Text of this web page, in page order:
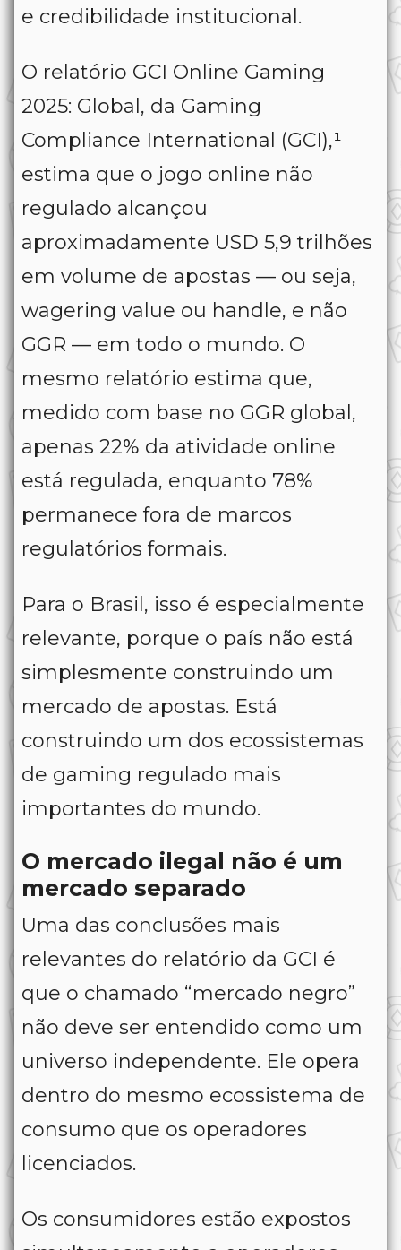
e credibilidade institucional.
O relatório GCI Online Gaming
2025: Global, da Gaming
Compliance International (GCI),¹
estima que o jogo online não
regulado alcançou
aproximadamente USD 5,9 trilhões
em volume de apostas — ou seja,
wagering value ou handle, e não
GGR — em todo o mundo. O
mesmo relatório estima que,
medido com base no GGR global,
apenas 22% da atividade online
está regulada, enquanto 78%
permanece fora de marcos
regulatórios formais.
Para o Brasil, isso é especialmente
relevante, porque o país não está
simplesmente construindo um
mercado de apostas. Está
construindo um dos ecossistemas
de gaming regulado mais
importantes do mundo.
O mercado ilegal não é um
mercado separado
Uma das conclusões mais
relevantes do relatório da GCI é
que o chamado “mercado negro”
não deve ser entendido como um
universo independente. Ele opera
dentro do mesmo ecossistema de
consumo que os operadores
licenciados.
Os consumidores estão expostos